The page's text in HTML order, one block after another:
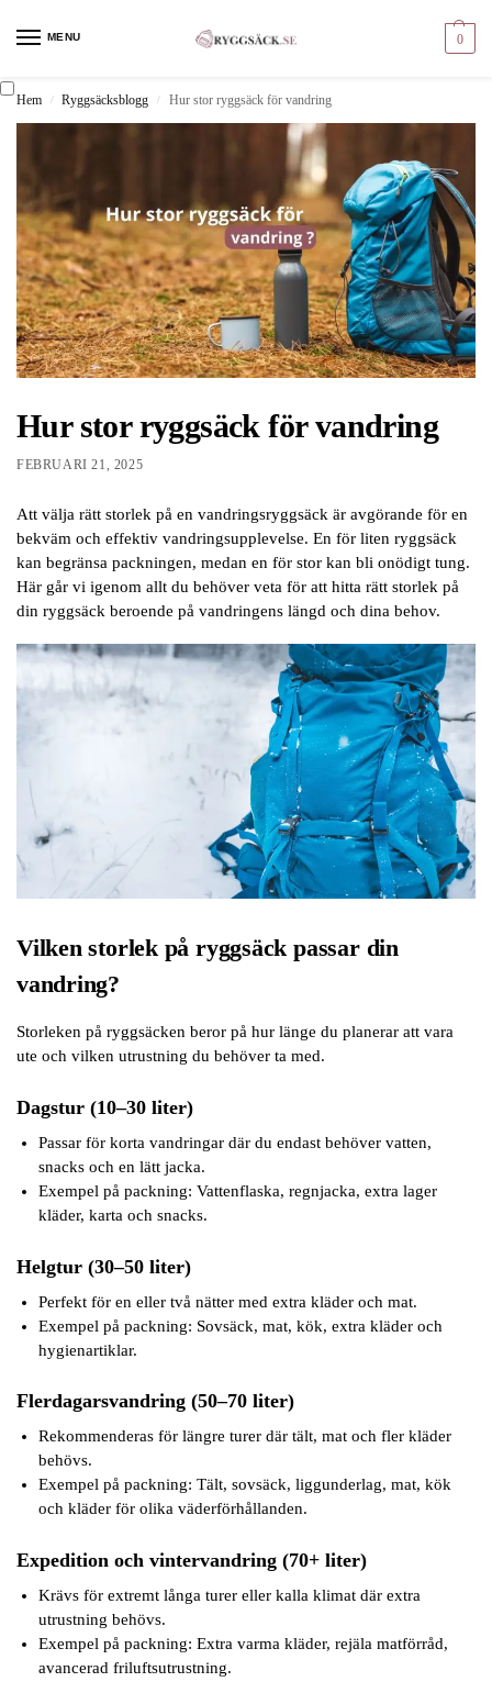
MENU 0
Hem / Ryggsäcksblogg / Hur stor ryggsäck för vandring
Hur stor ryggsäck för vandring
FEBRUARI 21, 2025
Att välja rätt storlek på en vandringsryggsäck är avgörande för en
bekväm och effektiv vandringsupplevelse. En för liten ryggsäck
kan begränsa packningen, medan en för stor kan bli onödigt tung.
Här går vi igenom allt du behöver veta för att hitta rätt storlek på
din ryggsäck beroende på vandringens längd och dina behov.
Vilken storlek på ryggsäck passar din
vandring?
Storleken på ryggsäcken beror på hur länge du planerar att vara
ute och vilken utrustning du behöver ta med.
Dagstur (10–30 liter)
Passar för korta vandringar där du endast behöver vatten,
snacks och en lätt jacka.
Exempel på packning: Vattenflaska, regnjacka, extra lager
kläder, karta och snacks.
Helgtur (30–50 liter)
Perfekt för en eller två nätter med extra kläder och mat.
Exempel på packning: Sovsäck, mat, kök, extra kläder och
hygienartiklar.
Flerdagarsvandring (50–70 liter)
Rekommenderas för längre turer där tält, mat och fler kläder
behövs.
Exempel på packning: Tält, sovsäck, liggunderlag, mat, kök
och kläder för olika väderförhållanden.
Expedition och vintervandring (70+ liter)
Krävs för extremt långa turer eller kalla klimat där extra
utrustning behövs.
Exempel på packning: Extra varma kläder, rejäla matförråd,
avancerad friluftsutrustning.